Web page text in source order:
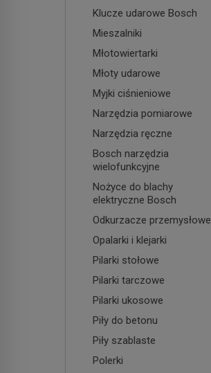
Klucze udarowe Bosch
Mieszalniki
Młotowiertarki
Młoty udarowe
Myjki ciśnieniowe
Narzędzia pomiarowe
Narzędzia ręczne
Bosch narzędzia
wielofunkcyjne
Nożyce do blachy
elektryczne Bosch
Odkurzacze przemysłowe
Opalarki i klejarki
Pilarki stołowe
Pilarki tarczowe
Pilarki ukosowe
Piły do betonu
Piły szablaste
Polerki